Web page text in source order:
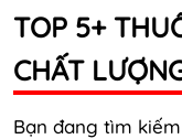
THUỐC NƯỚC KÍCH
THUỐC VIÊN KÍCH
SẢN PHẨM KHÁC
TOP 5+
CHẤT
Bạn đang tìm